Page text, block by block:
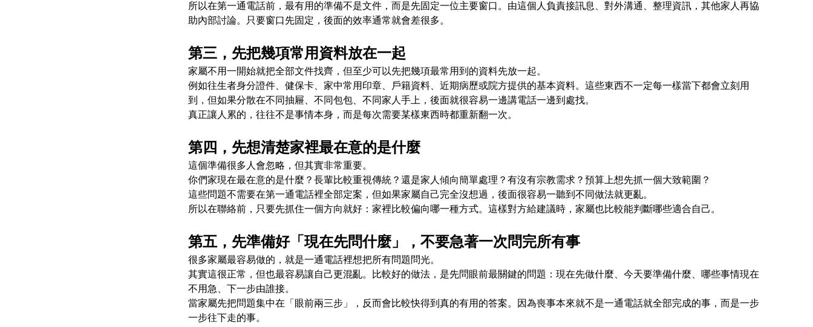
所以在第一通電話前，最有用的準備不是文件，而是先固定一位主要窗口。由這個人負責接訊息、對外溝通、整理資訊，其他家人再協
助內部討論。只要窗口先固定，後面的效率通常就會差很多。
第三，先把幾項常用資料放在一起
家屬不用一開始就把全部文件找齊，但至少可以先把幾項最常用到的資料先放一起。
例如往生者身分證件、健保卡、家中常用印章、戶籍資料、近期病歷或院方提供的基本資料。這些東西不一定每一樣當下都會立刻用
到，但如果分散在不同抽屜、不同包包、不同家人手上，後面就很容易一邊講電話一邊到處找。
真正讓人累的，往往不是事情本身，而是每次需要某樣東西時都重新翻一次。
第四，先想清楚家裡最在意的是什麼
這個準備很多人會忽略，但其實非常重要。
你們家現在最在意的是什麼？長輩比較重視傳統？還是家人傾向簡單處理？有沒有宗教需求？預算上想先抓一個大致範圍？
這些問題不需要在第一通電話裡全部定案，但如果家屬自己完全沒想過，後面很容易一聽到不同做法就更亂。
所以在聯絡前，只要先抓住一個方向就好：家裡比較偏向哪一種方式。這樣對方給建議時，家屬也比較能判斷哪些適合自己。
第五，先準備好「現在先問什麼」，不要急著一次問完所有事
很多家屬最容易做的，就是一通電話裡想把所有問題問光。
其實這很正常，但也最容易讓自己更混亂。比較好的做法，是先問眼前最關鍵的問題：現在先做什麼、今天要準備什麼、哪些事情現在
不用急、下一步由誰接。
當家屬先把問題集中在「眼前兩三步」，反而會比較快得到真的有用的答案。因為喪事本來就不是一通電話就全部完成的事，而是一步
一步往下走的事。